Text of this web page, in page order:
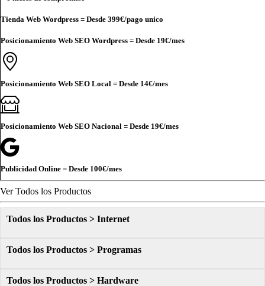
Tienda Web Wordpress = Desde 399€/pago unico
Posicionamiento Web SEO Wordpress = Desde 19€/mes
Posicionamiento Web SEO Local = Desde 14€/mes
Posicionamiento Web SEO Nacional = Desde 19€/mes
Publicidad Online = Desde 100€/mes
Ver Todos los Productos
Todos los Productos > Internet
Todos los Productos > Programas
Todos los Productos > Hardware